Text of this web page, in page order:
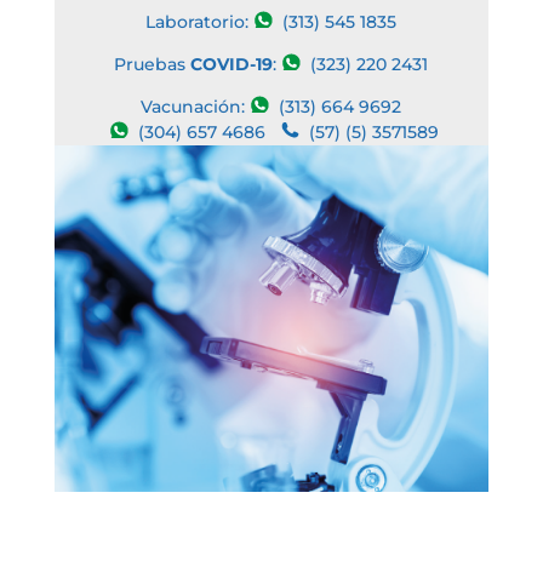
Laboratorio:
(313) 545 1835
PruebasCOVID-19:
(323) 220 2431
Vacunación:
(313) 664 9692
(304) 657 4686
(57) (5) 3571589